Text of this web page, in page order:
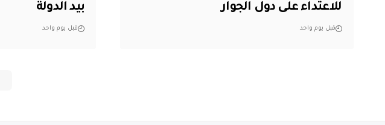
للاعتداء على دول الجوار
قبل يوم واحد
بيد الدولة
قبل يوم واحد